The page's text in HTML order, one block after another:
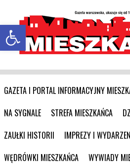
Otwórz pasek narzędzi
GAZETA I PORTAL INFORMACYJNY
NA SYGNALE
STREFA MIESZKAŃCA
ZAUŁKI HISTORII
IMPREZY I
WĘDRÓWKI MIESZKAŃCA
WYWIADY